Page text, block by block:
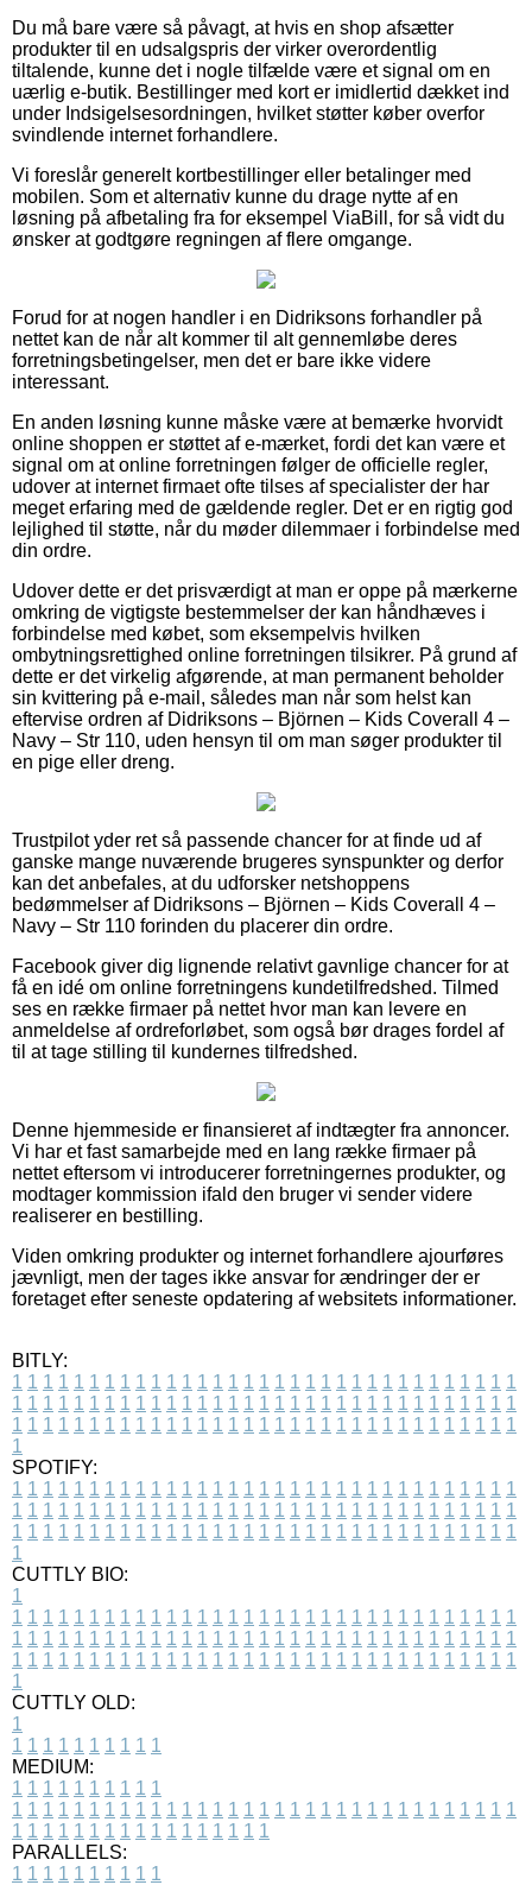
Du må bare være så påvagt, at hvis en shop afsætter
produkter til en udsalgspris der virker overordentlig
tiltalende, kunne det i nogle tilfælde være et signal om en
uærlig e-butik. Bestillinger med kort er imidlertid dækket ind
under Indsigelsesordningen, hvilket støtter køber overfor
svindlende internet forhandlere.
Vi foreslår generelt kortbestillinger eller betalinger med
mobilen. Som et alternativ kunne du drage nytte af en
løsning på afbetaling fra for eksempel ViaBill, for så vidt du
ønsker at godtgøre regningen af flere omgange.
Forud for at nogen handler i en Didriksons forhandler på
nettet kan de når alt kommer til alt gennemløbe deres
forretningsbetingelser, men det er bare ikke videre
interessant.
En anden løsning kunne måske være at bemærke hvorvidt
online shoppen er støttet af e-mærket, fordi det kan være et
signal om at online forretningen følger de officielle regler,
udover at internet firmaet ofte tilses af specialister der har
meget erfaring med de gældende regler. Det er en rigtig god
lejlighed til støtte, når du møder dilemmaer i forbindelse med
din ordre.
Udover dette er det prisværdigt at man er oppe på mærkerne
omkring de vigtigste bestemmelser der kan håndhæves i
forbindelse med købet, som eksempelvis hvilken
ombytningsrettighed online forretningen tilsikrer. På grund af
dette er det virkelig afgørende, at man permanent beholder
sin kvittering på e-mail, således man når som helst kan
eftervise ordren af Didriksons – Björnen – Kids Coverall 4 –
Navy – Str 110, uden hensyn til om man søger produkter til
en pige eller dreng.
Trustpilot yder ret så passende chancer for at finde ud af
ganske mange nuværende brugeres synspunkter og derfor
kan det anbefales, at du udforsker netshoppens
bedømmelser af Didriksons – Björnen – Kids Coverall 4 –
Navy – Str 110 forinden du placerer din ordre.
Facebook giver dig lignende relativt gavnlige chancer for at
få en idé om online forretningens kundetilfredshed. Tilmed
ses en række firmaer på nettet hvor man kan levere en
anmeldelse af ordreforløbet, som også bør drages fordel af
til at tage stilling til kundernes tilfredshed.
Denne hjemmeside er finansieret af indtægter fra annoncer.
Vi har et fast samarbejde med en lang række firmaer på
nettet eftersom vi introducerer forretningernes produkter, og
modtager kommission ifald den bruger vi sender videre
realiserer en bestilling.
Viden omkring produkter og internet forhandlere ajourføres
jævnligt, men der tages ikke ansvar for ændringer der er
foretaget efter seneste opdatering af websitets informationer.
BITLY:
1 1 1 1 1 1 1 1 1 1 1 1 1 1 1 1 1 1 1 1 1 1 1 1 1 1 1 1 1 1 1 1 1
1 1 1 1 1 1 1 1 1 1 1 1 1 1 1 1 1 1 1 1 1 1 1 1 1 1 1 1 1 1 1 1 1
1 1 1 1 1 1 1 1 1 1 1 1 1 1 1 1 1 1 1 1 1 1 1 1 1 1 1 1 1 1 1 1 1
1
SPOTIFY:
1 1 1 1 1 1 1 1 1 1 1 1 1 1 1 1 1 1 1 1 1 1 1 1 1 1 1 1 1 1 1 1 1
1 1 1 1 1 1 1 1 1 1 1 1 1 1 1 1 1 1 1 1 1 1 1 1 1 1 1 1 1 1 1 1 1
1 1 1 1 1 1 1 1 1 1 1 1 1 1 1 1 1 1 1 1 1 1 1 1 1 1 1 1 1 1 1 1 1
1
CUTTLY BIO:
1
1 1 1 1 1 1 1 1 1 1 1 1 1 1 1 1 1 1 1 1 1 1 1 1 1 1 1 1 1 1 1 1 1
1 1 1 1 1 1 1 1 1 1 1 1 1 1 1 1 1 1 1 1 1 1 1 1 1 1 1 1 1 1 1 1 1
1 1 1 1 1 1 1 1 1 1 1 1 1 1 1 1 1 1 1 1 1 1 1 1 1 1 1 1 1 1 1 1 1
1
CUTTLY OLD:
1
1 1 1 1 1 1 1 1 1 1
MEDIUM:
1 1 1 1 1 1 1 1 1 1
1 1 1 1 1 1 1 1 1 1 1 1 1 1 1 1 1 1 1 1 1 1 1 1 1 1 1 1 1 1 1 1 1
1 1 1 1 1 1 1 1 1 1 1 1 1 1 1 1 1
PARALLELS:
1 1 1 1 1 1 1 1 1 1